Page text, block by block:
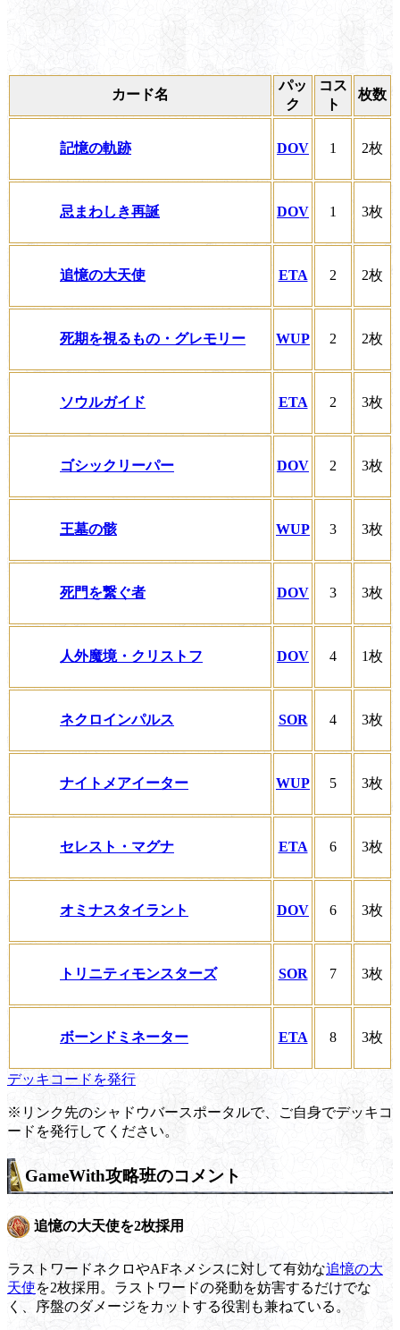
カード名
パッ
ク
コス
ト
枚数
記憶の軌跡 DOV 1 2枚
忌まわしき再誕 DOV 1 3枚
追憶の大天使 ETA 2 2枚
死期を視るもの・グレモリー WUP 2 2枚
ソウルガイド ETA 2 3枚
ゴシックリーパー DOV 2 3枚
王墓の骸 WUP 3 3枚
死門を繋ぐ者 DOV 3 3枚
人外魔境・クリストフ DOV 4 1枚
ネクロインパルス SOR 4 3枚
ナイトメアイーター WUP 5 3枚
セレスト・マグナ ETA 6 3枚
オミナスタイラント DOV 6 3枚
トリニティモンスターズ SOR 7 3枚
ボーンドミネーター ETA 8 3枚
デッキコードを発行
※リンク先のシャドウバースポータルで、ご自身でデッキコ
ードを発行してください。
GameWith攻略班のコメント
追憶の大天使を2枚採用
ラストワードネクロやAFネメシスに対して有効な追憶の大
天使を2枚採用。ラストワードの発動を妨害するだけでな
く、序盤のダメージをカットする役割も兼ねている。